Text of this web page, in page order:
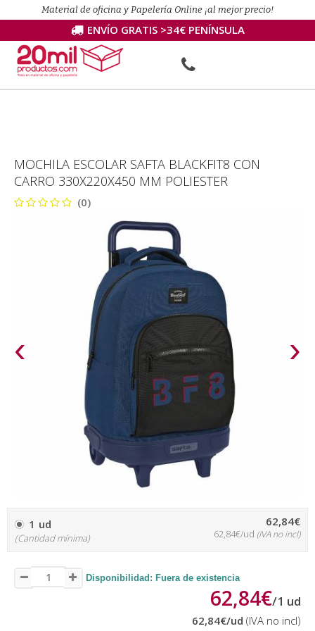
Material de oficina y Papelería Online ¡al mejor precio!
ENVÍO GRATIS >34€ PENÍNSULA
MOCHILA ESCOLAR SAFTA BLACKFIT8 CON
CARRO 330X220X450 MM POLIESTER
(0)
‹ ›
1 ud
(Cantidad mínima)
62,84€
62,84€/ud (IVA no incl)
Disponibilidad: Fuera de existencia
62,84€/1 ud
62,84€/ud (IVA no incl)